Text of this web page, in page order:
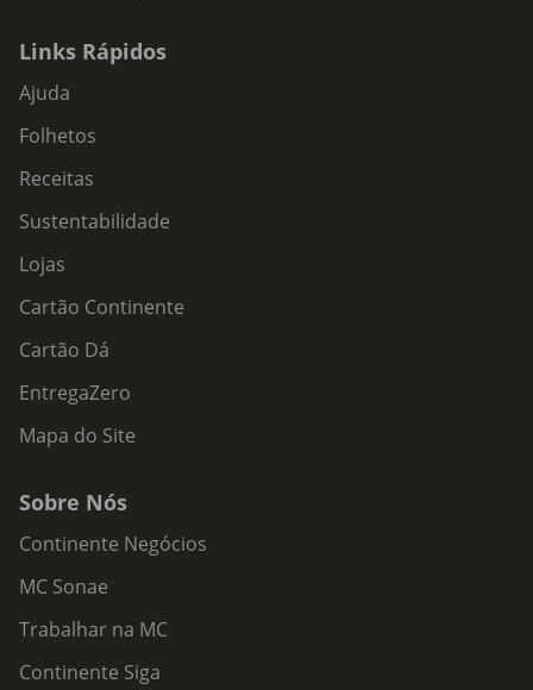
Links Rápidos
Ajuda
Folhetos
Receitas
Sustentabilidade
Lojas
Cartão Continente
Cartão Dá
EntregaZero
Mapa do Site
Sobre Nós
Continente Negócios
MC Sonae
Trabalhar na MC
Continente Siga